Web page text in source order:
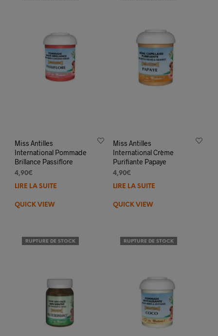
Miss Antilles
International Pommade
Brillance Passiflore
4,90€
LIRE LA SUITE
QUICK VIEW
Miss Antilles
International Crème
Purifiante Papaye
4,90€
LIRE LA SUITE
QUICK VIEW
RUPTURE DE STOCK RUPTURE DE STOCK